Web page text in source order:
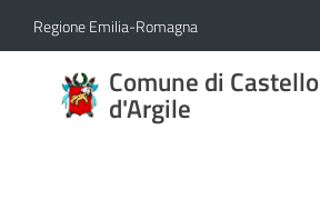
Vai al contenuto
Vai alla navigazione
Vai al footer
Regione Emilia-Romagna
Comune di Castello
d'Argile
Comune
di